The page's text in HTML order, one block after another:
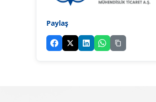
Paylaş